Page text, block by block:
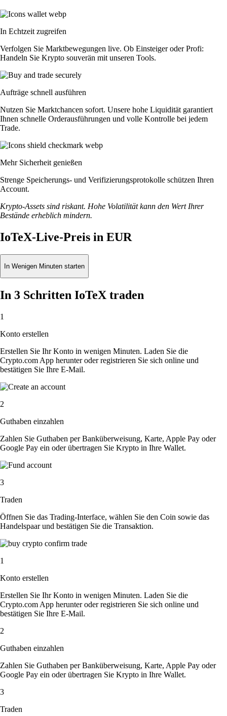
In Echtzeit zugreifen
Verfolgen Sie Marktbewegungen live. Ob Einsteiger oder Profi:
Handeln Sie Krypto souverän mit unseren Tools.
Aufträge schnell ausführen
Nutzen Sie Marktchancen sofort. Unsere hohe Liquidität garantiert
Ihnen schnelle Orderausführungen und volle Kontrolle bei jedem
Trade.
Mehr Sicherheit genießen
Strenge Speicherungs- und Verifizierungsprotokolle schützen Ihren
Account.
Krypto-Assets sind riskant. Hohe Volatilität kann den Wert Ihrer
Bestände erheblich mindern.
IoTeX-Live-Preis in EUR
In Wenigen Minuten starten
In 3 Schritten IoTeX traden
1
Konto erstellen
Erstellen Sie Ihr Konto in wenigen Minuten. Laden Sie die
Crypto.com App herunter oder registrieren Sie sich online und
bestätigen Sie Ihre E-Mail.
2
Guthaben einzahlen
Zahlen Sie Guthaben per Banküberweisung, Karte, Apple Pay oder
Google Pay ein oder übertragen Sie Krypto in Ihre Wallet.
3
Traden
Öffnen Sie das Trading-Interface, wählen Sie den Coin sowie das
Handelspaar und bestätigen Sie die Transaktion.
1
Konto erstellen
Erstellen Sie Ihr Konto in wenigen Minuten. Laden Sie die
Crypto.com App herunter oder registrieren Sie sich online und
bestätigen Sie Ihre E-Mail.
2
Guthaben einzahlen
Zahlen Sie Guthaben per Banküberweisung, Karte, Apple Pay oder
Google Pay ein oder übertragen Sie Krypto in Ihre Wallet.
3
Traden